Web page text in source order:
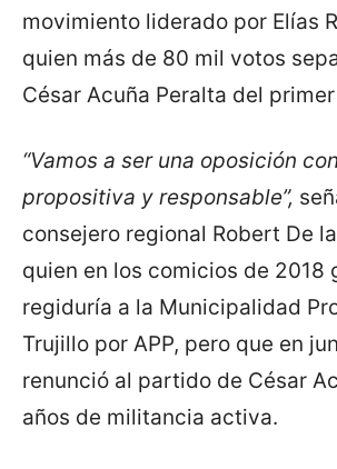
movimiento liderado por Elías
quien más de 80 mil votos
César Acuña Peralta del
“Vamos a ser una oposición
propositiva y responsable”,
consejero regional Robert De
quien en los comicios de 2018
regiduría a la Municipalidad
Trujillo por APP, pero que en
renunció al partido de César
años de militancia activa.